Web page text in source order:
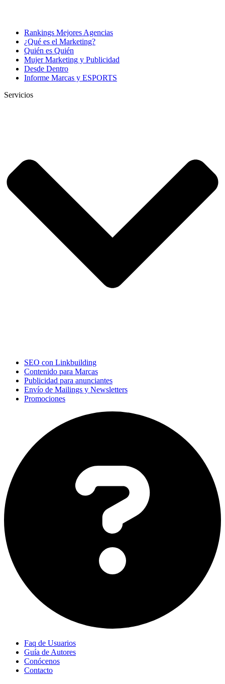
Rankings Mejores Agencias
¿Qué es el Marketing?
Quién es Quién
Mujer Marketing y Publicidad
Desde Dentro
Informe Marcas y ESPORTS
Servicios
SEO con Linkbuilding
Contenido para Marcas
Publicidad para anunciantes
Envío de Mailings y Newsletters
Promociones
Faq de Usuarios
Guía de Autores
Conócenos
Contacto